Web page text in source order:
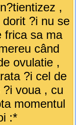
,
?i nu se
frica sa ma
când
ovulatie ,
?i cel de
voua , cu
momentul
:*